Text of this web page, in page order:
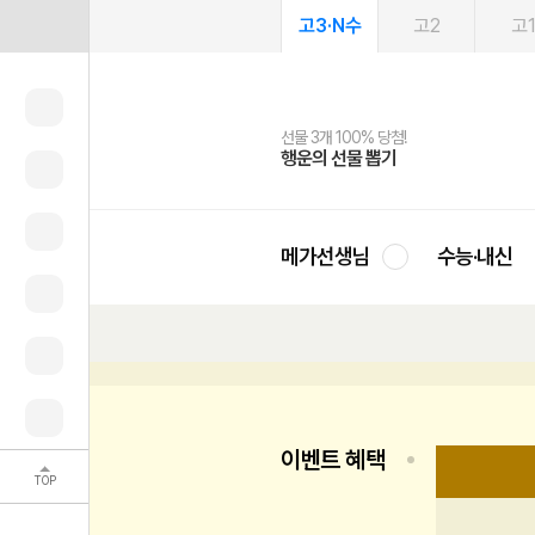
TOP
고3·N수 고2 고1
선물 3개 100% 당첨!
행운의 선물 뽑기
선물 100% 증정!
메가스터디 X 올리브
여름방학 스터디 캐시백
메가런 썸머스쿨
2027 러셀 단과
강사 공개선발
스마트러닝앱
설문 EVENT
메가패스
3일 무료 체험권
메가패스 수강생 무료혜택!
메가클럽 멤버십
사회공헌 캠페인
희망이룸 메가나눔
메가선생님 수능·내신
이벤트 혜택